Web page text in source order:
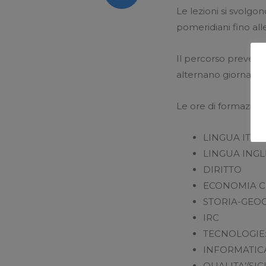
Le lezioni si
pomeridiani fino
Il percorso
alternano giornate
Le ore di
LINGUA
LINGUA
DIRITTO
ECONOMIA
STORIA-
IRC